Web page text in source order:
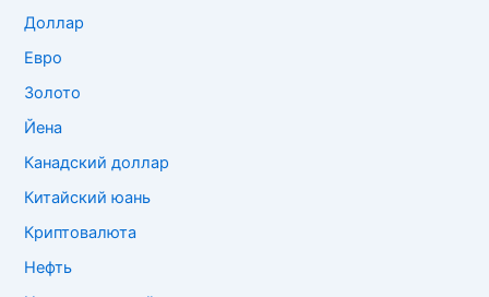
Доллар
Евро
Золото
Йена
Канадский доллар
Китайский юань
Криптовалюта
Нефть